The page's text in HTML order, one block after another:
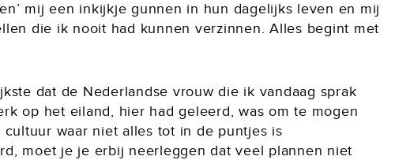
mij een inkijkje gunnen in hun dagelijks leven en mij
die ik nooit had kunnen verzinnen. Alles begint met
dat de Nederlandse vrouw die ik vandaag sprak
op het eiland, hier had geleerd, was om te mogen
cultuur waar niet alles tot in de puntjes is
moet je je erbij neerleggen dat veel plannen niet